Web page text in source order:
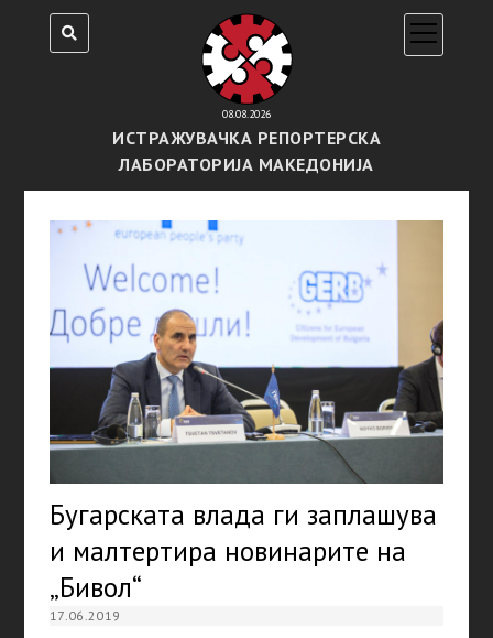
08.08.2026
ИСТРАЖУВАЧКА РЕПОРТЕРСКА
ЛАБОРАТОРИЈА МАКЕДОНИЈА
open
menu
Бугарската влада ги заплашува
и малтертира новинарите на
„Бивол“
17.06.2019